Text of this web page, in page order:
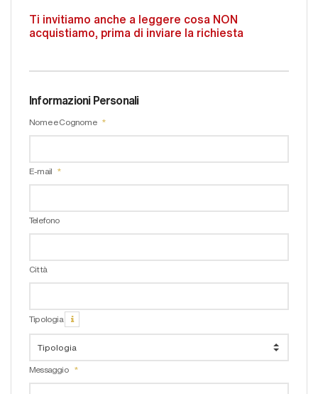
Ti invitiamo anche a leggere cosa NON
acquistiamo, prima di inviare la richiesta
Informazioni Personali
Nome e Cognome
E-mail
Telefono
Città
Tipologia
Messaggio